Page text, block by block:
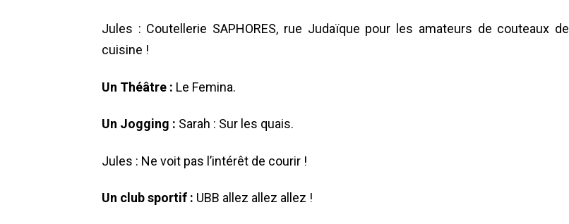
Jules : Coutellerie SAPHORES, rue Judaïque pour les amateurs de couteaux de
cuisine !
Un Théâtre : Le Femina.
Un Jogging : Sarah : Sur les quais.
Jules : Ne voit pas l’intérêt de courir !
Un club sportif : UBB allez allez allez !